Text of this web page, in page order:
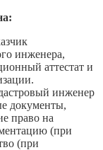
инженера,
аттестат и
инженер
документы,
право на
(при
(при